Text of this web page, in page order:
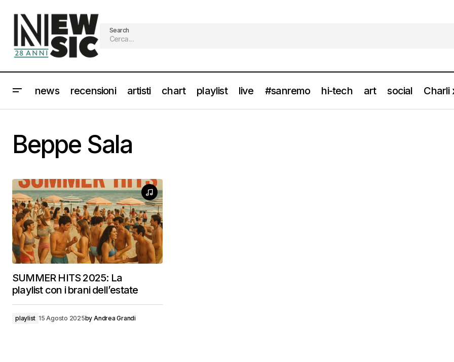
Search
news recensioni artisti chart playlist live #sanremo hi-tech art social Charli
Beppe Sala
SUMMER HITS 2025: La
playlist con i brani dell’estate
playlist 15 Agosto 2025by Andrea Grandi